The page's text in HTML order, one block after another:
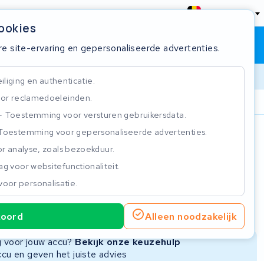
België
Winkelwagen Inloggen
site-ervaring en gepersonaliseerde advertenties.
en authenticatie.
reclamedoeleinden.
Toestemming voor versturen gebruikersdata.
voor gepersonaliseerde advertenties.
analyse, zoals bezoekduur.
voor websitefunctionaliteit.
personalisatie.
Alleen noodzakelijk
Nieuwe Accu Refurbished Accu
Niet beschikbaar
voor jouw accu?Bekijk onze keuzehulp
en geven het juiste advies